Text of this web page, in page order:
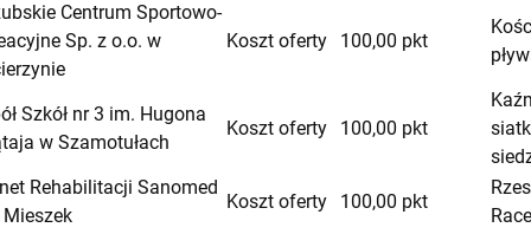
Centrum Sportowo-
Sp. z o.o. w
Koszt oferty 100,00 pkt
Szkół nr 3 im. Hugona
w Szamotułach
Koszt oferty 100,00 pkt
Rehabilitacji Sanomed
Koszt oferty 100,00 pkt